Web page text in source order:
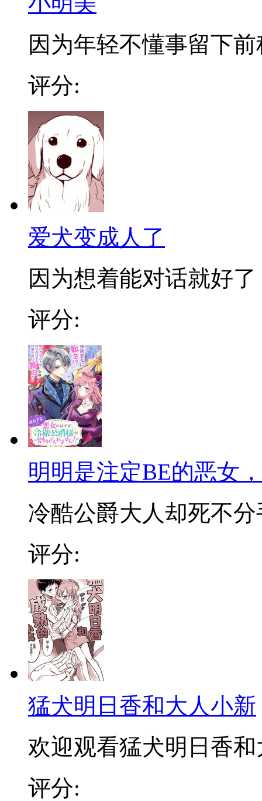
因为年轻不懂事留下
评分:
爱犬变成人了
因为想着能对话就好
评分:
明明是注定BE的恶女
冷酷公爵大人却死不
评分:
猛犬明日香和大人小新
欢迎观看猛犬明日香
评分: